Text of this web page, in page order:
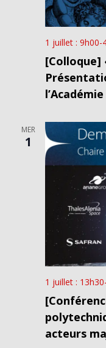
[Colloque]
1 juillet : 9h00-
MER
1
acteurs
1 juillet : 13h30-